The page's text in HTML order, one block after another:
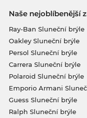
Naše nejoblíbenější
Ray-Ban Sluneční brýle
Oakley Sluneční brýle
Persol Sluneční brýle
Carrera Sluneční brýle
Polaroid Sluneční brýle
Emporio Armani
Guess Sluneční brýle
Ralph Sluneční brýle